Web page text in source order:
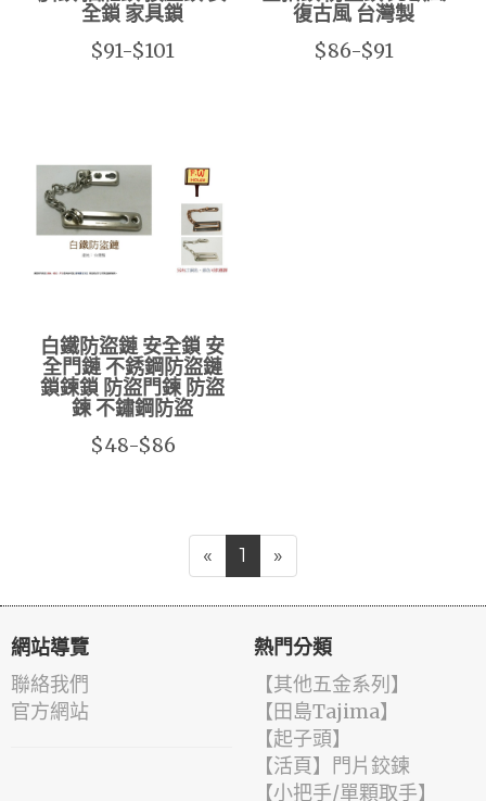
全鎖 家具鎖
$91-$101
復古風 台灣製
$86-$91
白鐵防盜鏈 安全鎖 安
全門鏈 不銹鋼防盜鏈
鎖鍊鎖 防盜門鍊 防盜
鍊 不鏽鋼防盜
$48-$86
« 1 »
網站導覽
聯絡我們
官方網站
熱門分類
【其他五金系列】
【田島Tajima】
【起子頭】
【活頁】門片鉸鍊
【小把手/單顆取手】